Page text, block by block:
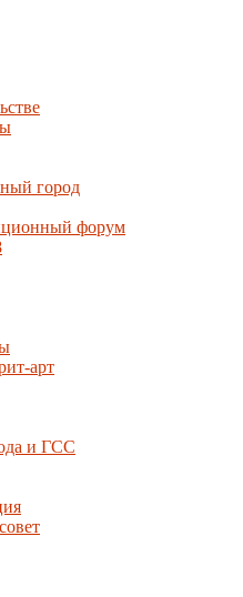
город
форум
арт
и ГСС